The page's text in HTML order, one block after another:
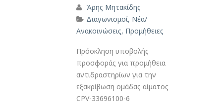
Άρης Μητακίδης
Διαγωνισμοί, Νέα/
Ανακοινώσεις, Προμήθειες
Πρόσκληση υποβολής
προσφοράς για προμήθεια
αντιδραστηρίων για την
εξακρίβωση ομάδας αίματος
CPV-33696100-6